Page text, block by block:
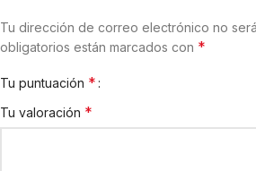
Tu dirección de correo electrónico no
obligatorios están marcados con *
Tu puntuación *
Tu valoración *